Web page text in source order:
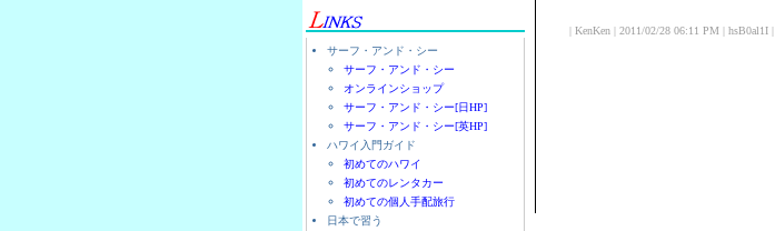
サーフ・アンド・シー
サーフ・アンド・シー
オンラインショップ
サーフ・アンド・シー[日HP]
サーフ・アンド・シー[英HP]
ハワイ入門ガイド
初めてのハワイ
初めてのレンタカー
初めての個人手配旅行
日本で習う
| KenKen | 2011/02/28 06:11 PM | hsB0al1I |